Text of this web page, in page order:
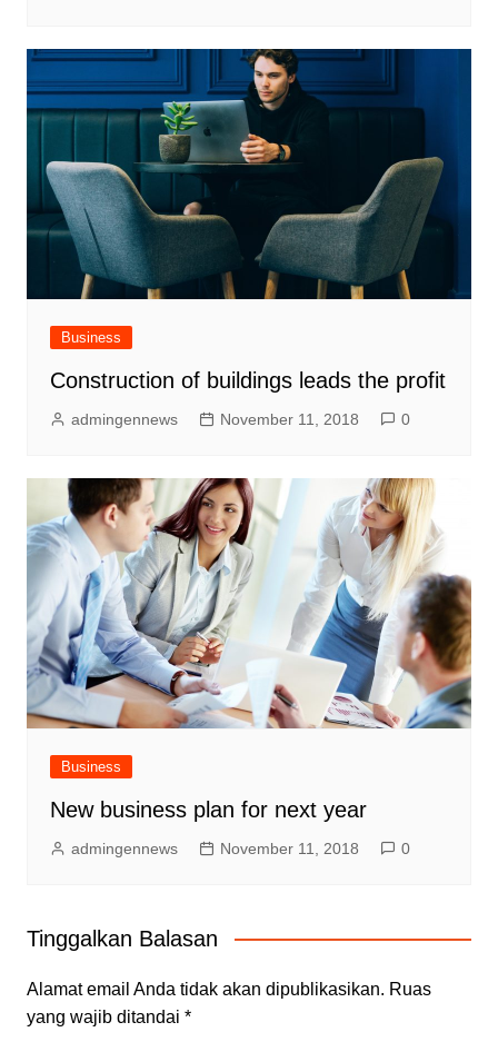
Business
Construction of buildings leads the profit
admingennews November 11, 2018 0
Business
New business plan for next year
admingennews November 11, 2018 0
Tinggalkan Balasan
Alamat email Anda tidak akan dipublikasikan. Ruas
yang wajib ditandai *